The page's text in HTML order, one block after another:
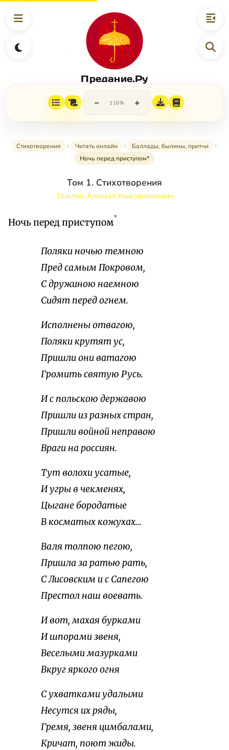
Предание.Ру
− 110% +
Стихотворения Читать онлайн
Баллады, былины, притчи
Ночь перед приступом*
Том 1. Стихотворения
Толстой, Алексей Константинович
Ночь перед приступом*
Поляки ночью темною
Пред самым Покровом,
С дружиною наемною
Сидят перед огнем.
Исполнены отвагою,
Поляки крутят ус,
Пришли они ватагою
Громить святую Русь.
И с польскою державою
Пришли из разных стран,
Пришли войной неправою
Враги на россиян.
Тут волохи усатые,
И угры в чекменях,
Цыгане бородатые
В косматых кожухах…
Валя толпою пегою,
Пришла за ратью рать,
С Лисовским и с Сапегою
Престол наш воевать.
И вот, махая бурками
И шпорами звеня,
Веселыми мазурками
Вкруг яркого огня
С ухватками удалыми
Несутся их ряды,
Гремя, звеня цимбалами,
Кричат, поют жиды.